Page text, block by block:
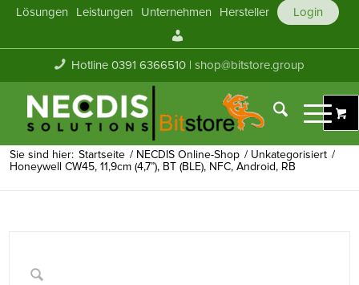
Lösungen Leistungen Unternehmen Hersteller
Login
Konto
Hotline 0391 6366510 |shop@bitstore.group
Sie sind hier: Startseite / NECDIS Online-Shop / Unkategorisiert /
Honeywell CW45, 11,9cm (4,7”), BT (BLE), NFC, Android, RB